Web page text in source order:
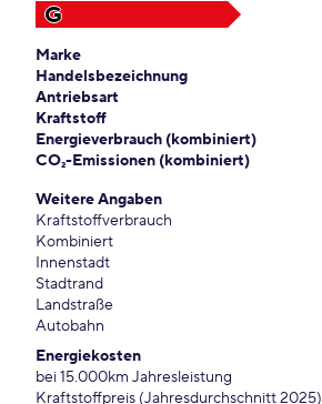
G
Marke
Handelsbezeichnung
Antriebsart
Kraftstoff
Energieverbrauch (kombiniert)
CO₂-Emissionen (kombiniert)
Weitere Angaben
Kraftstoffverbrauch
Kombiniert
Innenstadt
Stadtrand
Landstraße
Autobahn
Energiekosten
bei 15.000km Jahresleistung
Kraftstoffpreis (Jahresdurchschnitt 2025)